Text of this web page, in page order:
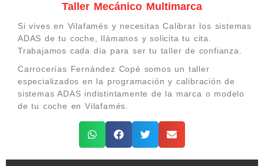
Taller Mecánico Multimarca
Si vives en Vilafamés y necesitas Calibrar los sistemas
ADAS de tu coche, llámanos y solicita tu cita.
Trabajamos cada día para ser tu taller de confianza.
Carrocerías Fernández Copé somos un taller
especializados en la programación y calibración de
sistemas ADAS indistintamente de la marca o modelo
de tu coche en Vilafamés.